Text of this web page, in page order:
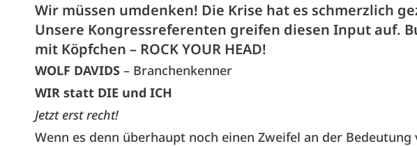
Wir müssen umdenken! Die Krise hat es schmerzlich
Unsere Kongressreferenten greifen diesen Input auf.
mit Köpfchen – ROCK YOUR HEAD!
WOLF DAVIDS – Branchenkenner
WIR statt DIE und ICH
Jetzt erst recht!
Wenn es denn überhaupt noch einen Zweifel an der Bedeutung